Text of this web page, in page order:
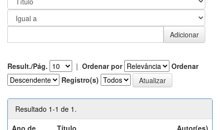
Result./Pág. | Ordenar por
Ordenar
Registro(s)
Resultado 1-1 de 1.
Ano de
Título Autor(es)